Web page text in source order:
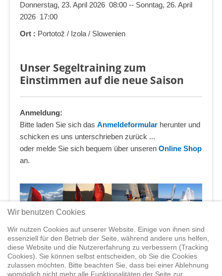
Donnerstag, 23. April 2026 08:00 -- Sonntag, 26. April
2026 17:00
Ort : Portotož / Izola / Slowenien
Unser Segeltraining zum
Einstimmen auf die neue Saison
Anmeldung:
Bitte laden Sie sich das Anmeldeformular herunter und
schicken es uns unterschrieben zurück ...
oder melde Sie sich bequem über unseren Online Shop
an.
Vorheriger Event
Home Shop Trainings Segeltörns Service
Elvstrøm
Wir benutzen Cookies
Wir nutzen Cookies auf unserer Website. Einige von ihnen sind
essenziell für den Betrieb der Seite, während andere uns helfen,
diese Website und die Nutzererfahrung zu verbessern (Tracking
Cookies). Sie können selbst entscheiden, ob Sie die Cookies
zulassen möchten. Bitte beachten Sie, dass bei einer Ablehnung
womöglich nicht mehr alle Funktionalitäten der Seite zur